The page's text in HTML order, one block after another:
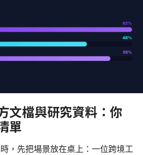
文檔與研究資料：你
單
，先把場景放在桌上：一位跨境工